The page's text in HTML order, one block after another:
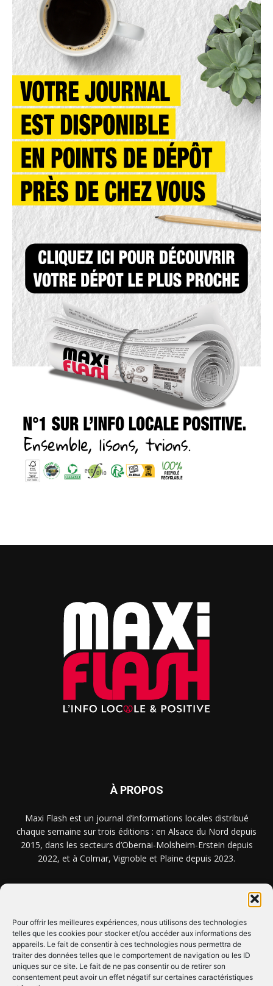
Pour offrir les meilleures expériences, nous utilisons des technologies
telles que les cookies pour stocker et/ou accéder aux informations des
appareils. Le fait de consentir à ces technologies nous permettra de
traiter des données telles que le comportement de navigation ou les ID
uniques sur ce site. Le fait de ne pas consentir ou de retirer son
consentement peut avoir un effet négatif sur certaines caractéristiques
À PROPOS
Maxi Flash est un journal d’informations locales distribué
chaque semaine sur trois éditions : en Alsace du Nord depuis
2015, dans les secteurs d’Obernai-Molsheim-Erstein depuis
2022, et à Colmar, Vignoble et Plaine depuis 2023.
CLIQUEZ ICI !
SUIVEZ-NOUS !